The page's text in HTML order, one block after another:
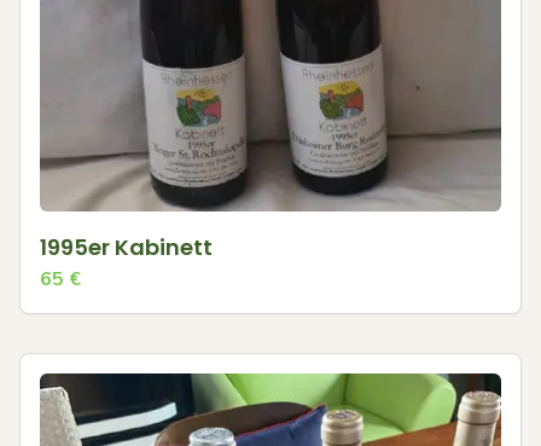
1995er Kabinett
65 €